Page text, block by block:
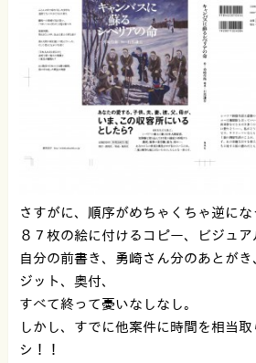
さすがに、順序がめちゃくちゃ逆にな
８７枚の絵に付けるコピー、ビジュア
自分の前書き、勇崎さん分のあとが
ジット、奥付、
すべて終って憂いなしなし。
しかし、すでに他案件に時間を相当
シ！！